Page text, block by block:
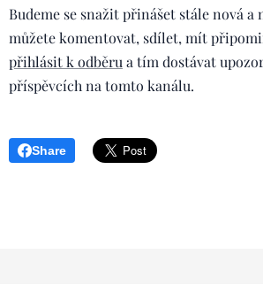
Budeme se snažit přinášet stále nová a
můžete komentovat, sdílet, mít
přihlásit k odběru a tím dostávat
příspěvcích na tomto kanálu.
Share